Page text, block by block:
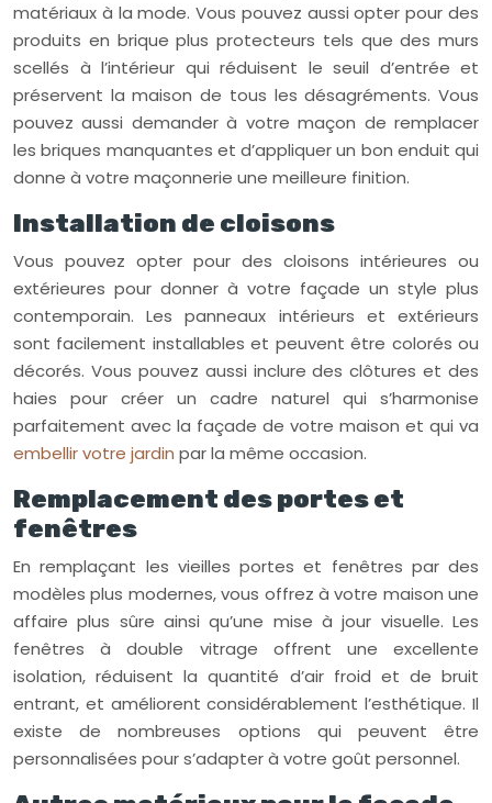
matériaux à la mode. Vous pouvez aussi opter pour des
produits en brique plus protecteurs tels que des murs
scellés à l’intérieur qui réduisent le seuil d’entrée et
préservent la maison de tous les désagréments. Vous
pouvez aussi demander à votre maçon de remplacer
les briques manquantes et d’appliquer un bon enduit qui
donne à votre maçonnerie une meilleure finition.
Installation de cloisons
Vous pouvez opter pour des cloisons intérieures ou
extérieures pour donner à votre façade un style plus
contemporain. Les panneaux intérieurs et extérieurs
sont facilement installables et peuvent être colorés ou
décorés. Vous pouvez aussi inclure des clôtures et des
haies pour créer un cadre naturel qui s’harmonise
parfaitement avec la façade de votre maison et qui va
embellir votre jardin par la même occasion.
Remplacement des portes et
fenêtres
En remplaçant les vieilles portes et fenêtres par des
modèles plus modernes, vous offrez à votre maison une
affaire plus sûre ainsi qu’une mise à jour visuelle. Les
fenêtres à double vitrage offrent une excellente
isolation, réduisent la quantité d’air froid et de bruit
entrant, et améliorent considérablement l’esthétique. Il
existe de nombreuses options qui peuvent être
personnalisées pour s’adapter à votre goût personnel.